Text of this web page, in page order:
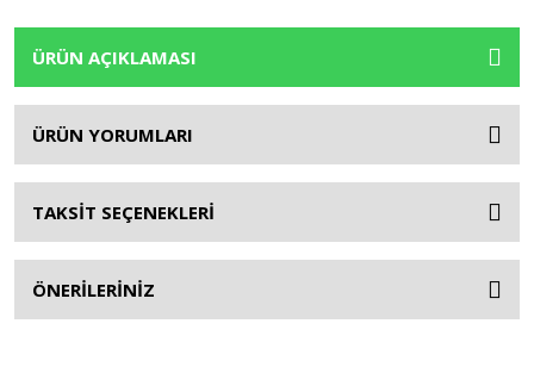
ÜRÜN AÇIKLAMASI
ÜRÜN YORUMLARI
TAKSİT SEÇENEKLERİ
ÖNERİLERİNİZ